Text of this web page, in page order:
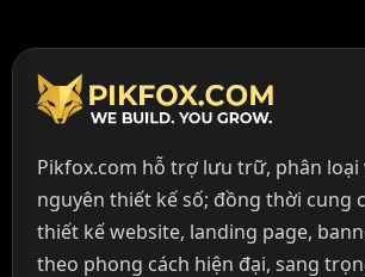
Pikfox.com hỗ trợ lưu trữ, phân loại
nguyên thiết kế số; đồng thời cung
thiết kế website, landing page,
theo phong cách hiện đại, sang